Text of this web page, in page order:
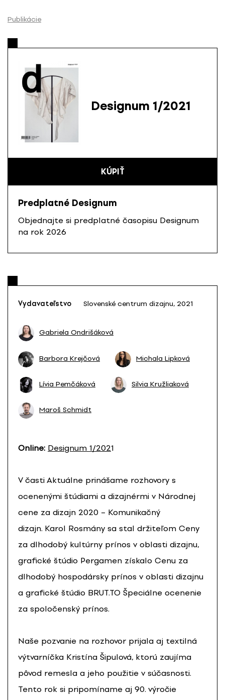
Publikácie
Designum 1/2021
KÚPIŤ
Predplatné Designum
Objednajte si predplatné časopisu Designum
na rok 2026
Vydavateľstvo Slovenské centrum dizajnu, 2021
Gabriela Ondrišáková
Barbora Krejčová Michala Lipková
Lívia Pemčáková Silvia Kružliaková
Maroš Schmidt
Online: Designum 1/2021
V časti Aktuálne prinášame rozhovory s
ocenenými štúdiami a dizajnérmi v Národnej
cene za dizajn 2020 – Komunikačný
dizajn. Karol Rosmány sa stal držiteľom Ceny
za dlhodobý kultúrny prínos v oblasti dizajnu,
grafické štúdio Pergamen získalo Cenu za
dlhodobý hospodársky prínos v oblasti dizajnu
a grafické štúdio BRUT.TO Špeciálne ocenenie
za spoločenský prínos.
Naše pozvanie na rozhovor prijala aj textilná
výtvarníčka Kristína Šipulová, ktorú zaujíma
pôvod remesla a jeho použitie v súčasnosti.
Tento rok si pripomíname aj 90. výročie